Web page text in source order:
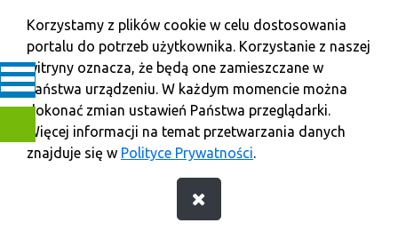
Korzystamy z plików cookie w celu dostosowania
portalu do potrzeb użytkownika. Korzystanie z naszej
witryny oznacza, że będą one zamieszczane w
Państwa urządzeniu. W każdym momencie można
dokonać zmian ustawień Państwa przeglądarki.
Więcej informacji na temat przetwarzania danych
znajduje się w Polityce Prywatności.